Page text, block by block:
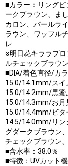
■カラー：リング
ークブラウン、ま
カロン、パールラ
ラウン、ワッフル
レ
※明日花キララプ
ルチェックブラウン
■DIA/着色直径/カ
15.0/14.1mm/スイ
15.0/14.2mm/黒蜜
15.0/14.3mm/お月
15.0/14.4mm/ビタ
14.5/14.0mm/リン
グダークブラウン
チェックブラウン
■含水率：38.0％
■特徴：UVカット